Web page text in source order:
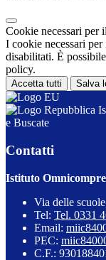
Cookie necessari per
I cookie necessari
disabilitati. È
policy.
Accetta tutti Salva
e Buscate
Contatti
Istituto
Via delle
Tel: Tel. 0331
Email:
PEC:
C.F.: